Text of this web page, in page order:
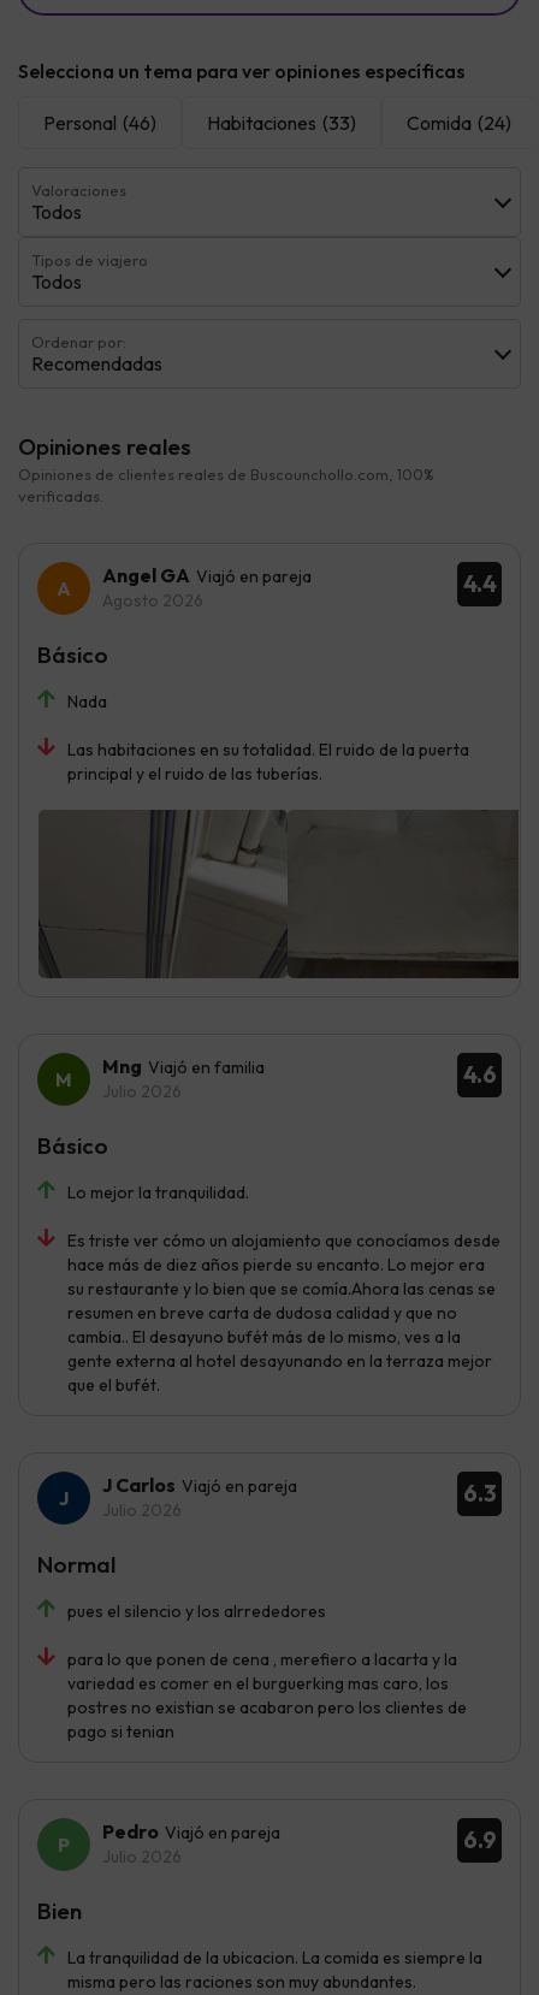
Selecciona un tema para ver opiniones específicas
Personal (46) Habitaciones (33) Comida (24)
Valoraciones
Todos
Tipos de viajero
Todos
Ordenar por:
Recomendadas
Opiniones reales
Opiniones de clientes reales de Buscounchollo.com, 100%
verificadas.
4.4
Angel GA Viajó en pareja
Agosto 2026
Nada
Las habitaciones en su totalidad. El ruido de la puerta
principal y el ruido de las tuberías.
Básico
4.6
Mng Viajó en familia
Julio 2026
Lo mejor la tranquilidad.
Es triste ver cómo un alojamiento que conocíamos desde
hace más de diez años pierde su encanto. Lo mejor era
su restaurante y lo bien que se comía.Ahora las cenas se
resumen en breve carta de dudosa calidad y que no
cambia.. El desayuno bufét más de lo mismo, ves a la
gente externa al hotel desayunando en la terraza mejor
que el bufét.
Básico
6.3
J Carlos Viajó en pareja
Julio 2026
pues el silencio y los alrrededores
para lo que ponen de cena , merefiero a lacarta y la
variedad es comer en el burguerking mas caro, los
postres no existian se acabaron pero los clientes de
pago si tenian
Normal
6.9
Pedro Viajó en pareja
Julio 2026
La tranquilidad de la ubicacion. La comida es siempre la
misma pero las raciones son muy abundantes.
Bien